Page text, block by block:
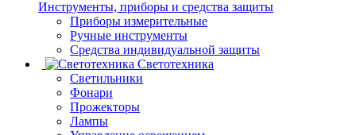
Инструменты, приборы и средства защиты
Приборы измерительные
Ручные инструменты
Средства индивидуальной защиты
Светотехника
Светильники
Фонари
Прожекторы
Лампы